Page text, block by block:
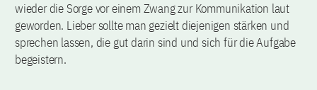
wieder die Sorge vor einem Zwang zur Kommunikation laut
geworden. Lieber sollte man gezielt diejenigen stärken und
sprechen lassen, die gut darin sind und sich für die Aufgabe
begeistern.